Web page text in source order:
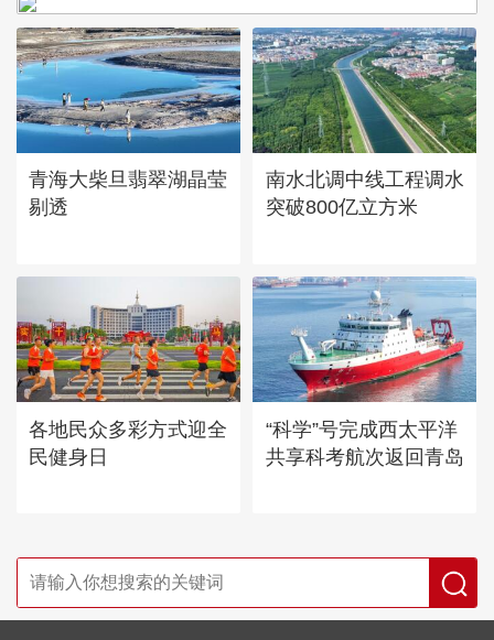
青海大柴旦翡翠湖晶莹
剔透
南水北调中线工程调水
突破800亿立方米
各地民众多彩方式迎全
民健身日
“科学”号完成西太平洋
共享科考航次返回青岛